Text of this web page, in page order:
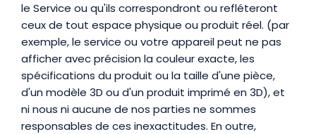
le Service ou qu'ils correspondront ou refléteront
ceux de tout espace physique ou produit réel. (par
exemple, le service ou votre appareil peut ne pas
afficher avec précision la couleur exacte, les
spécifications du produit ou la taille d'une pièce,
d'un modèle 3D ou d'un produit imprimé en 3D), et
ni nous ni aucune de nos parties ne sommes
responsables de ces inexactitudes. En outre,